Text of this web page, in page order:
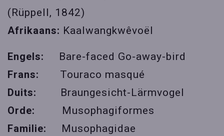
(Rüppell, 1842)
Afrikaans: Kaalwangkwêvoël
Engels: Bare-faced Go-away-bird
Frans: Touraco masqué
Duits: Braungesicht-Lärmvogel
Orde: Musophagiformes
Familie: Musophagidae